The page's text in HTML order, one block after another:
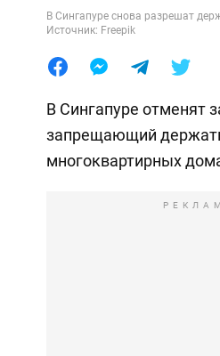
В Сингапуре снова разрешат
Источник: Freepik
В Сингапуре отменят
запрещающий
многоквартирных